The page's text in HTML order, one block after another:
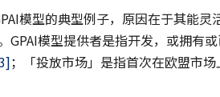
模型的典型例子，原因在于其能灵
GPAI模型提供者是指开发，或拥有
；「投放市场」是指首次在欧盟市场